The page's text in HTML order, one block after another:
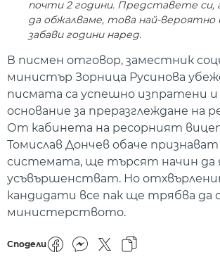
почти 2 години. Представете си,
да обжалваме, това най-вероятно
забави години наред.
В писмен отговор, заместник
министър Зорница Русинова
писмата са успешно изпратени и
основание за преразглеждане на
От кабинета на ресорният
Томислав Дончев обаче
системата, ще търсят начин да
усъвършенстват. Но
кандидати все пак ще трябва да
министерството.
Сподели